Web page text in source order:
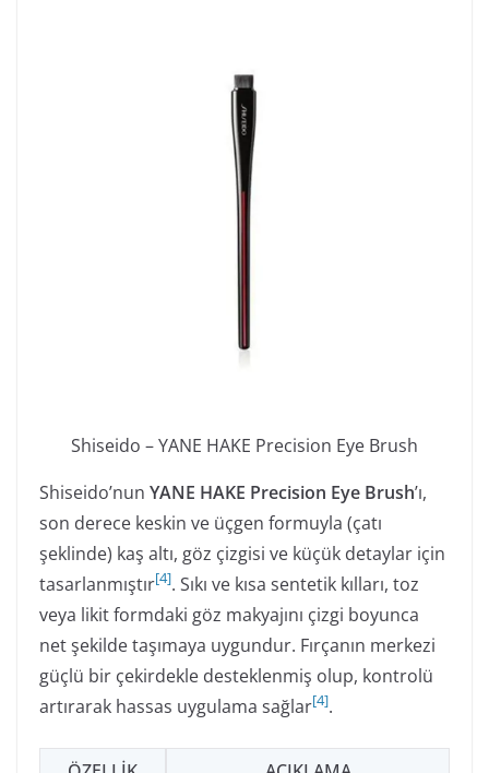
Shiseido – YANE HAKE Precision Eye Brush
Shiseido’nun YANE HAKE Precision Eye Brush’ı,
son derece keskin ve üçgen formuyla (çatı
şeklinde) kaş altı, göz çizgisi ve küçük detaylar için
tasarlanmıştır[4]. Sıkı ve kısa sentetik kılları, toz
veya likit formdaki göz makyajını çizgi boyunca
net şekilde taşımaya uygundur. Fırçanın merkezi
güçlü bir çekirdekle desteklenmiş olup, kontrolü
artırarak hassas uygulama sağlar[4].